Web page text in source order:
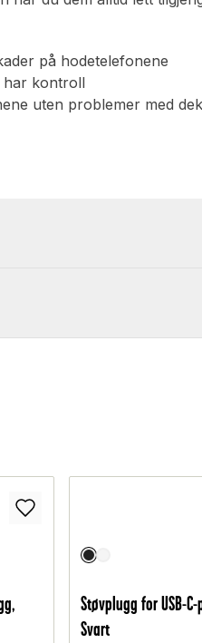
på hodetelefonene
har kontroll
uten problemer med
Støvplugg for USB-
Svart